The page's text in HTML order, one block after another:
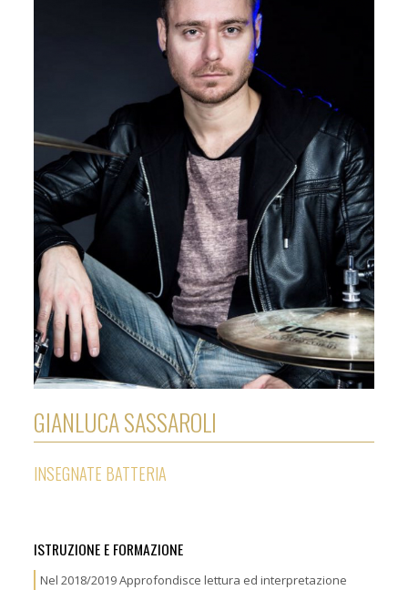
GIANLUCA SASSAROLI
INSEGNATE BATTERIA
ISTRUZIONE E FORMAZIONE
Nel 2018/2019 Approfondisce lettura ed interpretazione